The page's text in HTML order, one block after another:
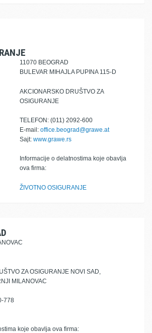
11070 BEOGRAD
BULEVAR MIHAJLA PUPINA 115-D
AKCIONARSKO DRUŠTVO ZA
OSIGURANJE
TELEFON: (011) 2092-600
E-mail: office.beograd@grawe.at
Sajt: www.grawe.rs
Informacije o delatnostima koje obavlja
ova firma:
ŽIVOTNO OSIGURANJE
ZA OSIGURANJE NOVI SAD,
MILANOVAC
778
koje obavlja ova firma: